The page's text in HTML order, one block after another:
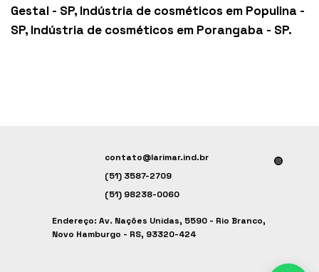
Gestal - SP, Indústria de cosméticos em Populina -
SP, Indústria de cosméticos em Porangaba - SP.
contato@larimar.ind.br
(51) 3587-2709
(51) 98238-0060
Endereço: Av. Nações Unidas, 5590 - Rio Branco,
Novo Hamburgo - RS, 93320-424